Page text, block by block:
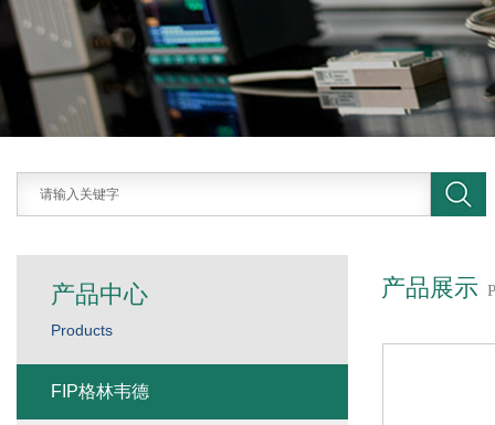
产品展示
产品中心
Products
FIP格林韦德